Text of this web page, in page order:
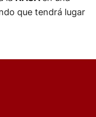
que tendrá lugar